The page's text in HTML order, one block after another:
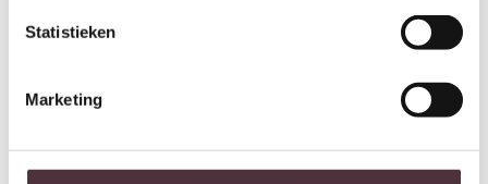
Statistieken
Marketing
Cindo 80cm